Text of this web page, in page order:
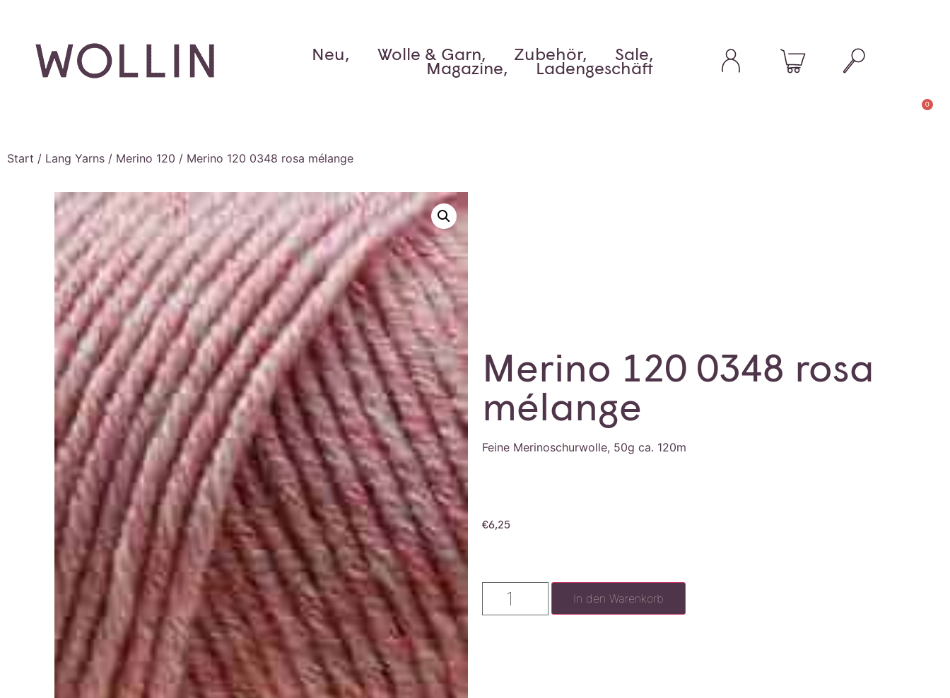
Neu, Wolle & Garn, Zubehör, Sale,
Magazine, Ladengeschäft
0
Start / Lang Yarns / Merino 120 / Merino 120 0348 rosa mélange
Merino 120 0348 rosa
mélange
Feine Merinoschurwolle, 50g ca. 120m
€6,25
In den Warenkorb